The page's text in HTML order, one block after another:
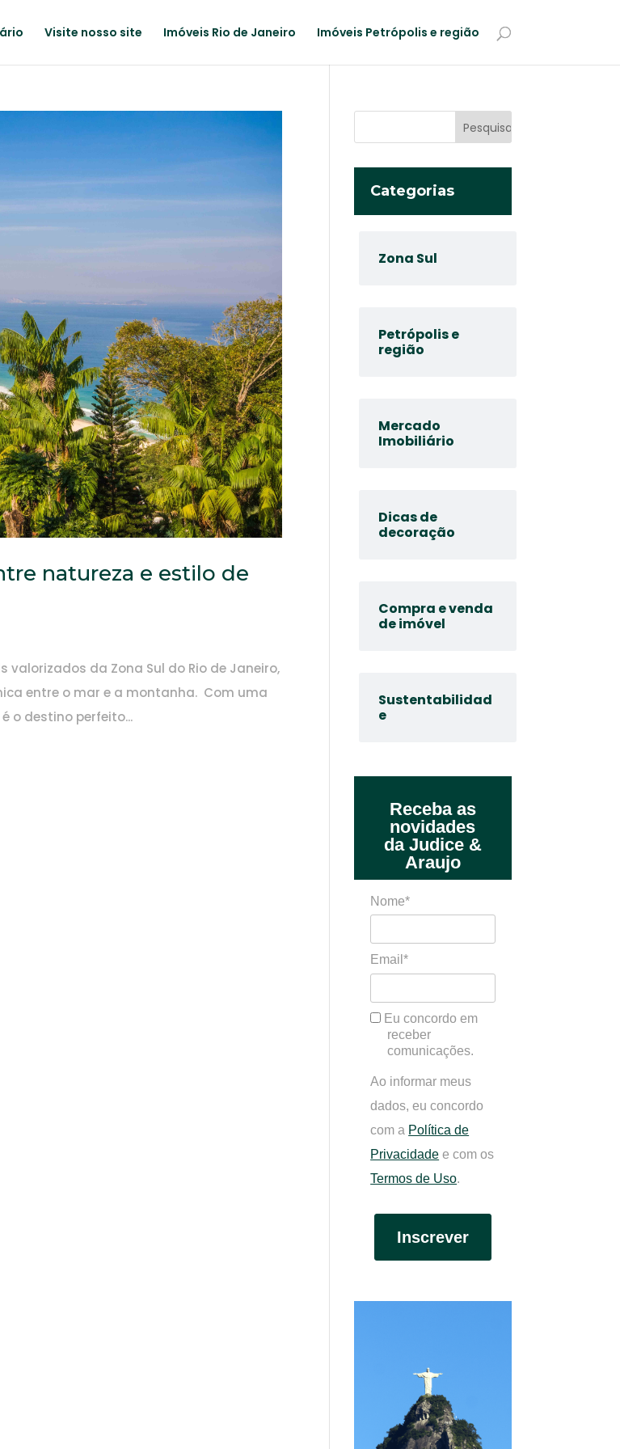
Visite nosso site Imóveis Rio de Janeiro Imóveis Petrópolis e região
natureza e estilo de
da Zona Sul do Rio de Janeiro,
entre o mar e a montanha. Com uma
o destino perfeito...
Categorias
Zona Sul
Petrópolis e
região
Mercado
Imobiliário
Dicas de
decoração
Compra e venda
de imóvel
Sustentabilidad
e
Receba as
novidades
da Judice &
Araujo
Nome*
Email*
Eu concordo em
receber
comunicações.
Ao informar meus
dados, eu concordo
com a Política de
Privacidade e com os
Termos de Uso.
Inscrever